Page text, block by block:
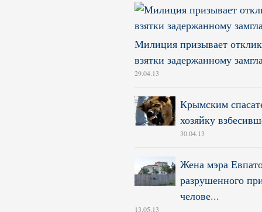
Милиция призывает
взятки задержанному
29.04.13
Крымским
хозяйку
30.04.13
Жена мэра
разрушенного
челове...
13.05.13